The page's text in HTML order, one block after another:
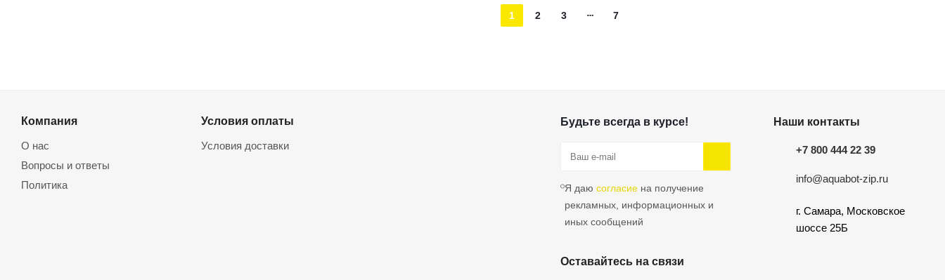
1 2 3 7
Компания
О нас
Вопросы и ответы
Политика
Условия оплаты
Условия доставки
Будьте всегда в курсе!
Я даюсогласие на получение
рекламных, информационных и
иных сообщений
Оставайтесь на связи
Наши контакты
+7 800 444 22 39
info@aquabot-zip.ru
г. Самара, Московское
шоссе 25Б